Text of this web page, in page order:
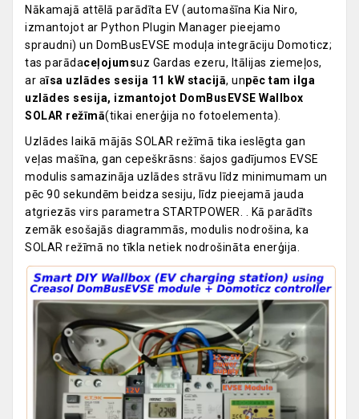
Nākamajā attēlā parādīta EV (automašīna Kia Niro,
izmantojot ar Python Plugin Manager pieejamo
spraudni) un DomBusEVSE moduļa integrāciju Domoticz;
tas parādaceļojumsuz Gardas ezeru, Itālijas ziemeļos,
ar aīsa uzlādes sesija 11 kW stacijā, unpēc tam ilga
uzlādes sesija, izmantojot DomBusEVSE Wallbox
SOLAR režīmā(tikai enerģija no fotoelementa).
Uzlādes laikā mājās SOLAR režīmā tika ieslēgta gan
veļas mašīna, gan cepeškrāsns: šajos gadījumos EVSE
modulis samazināja uzlādes strāvu līdz minimumam un
pēc 90 sekundēm beidza sesiju, līdz pieejamā jauda
atgriezās virs parametra STARTPOWER. . Kā parādīts
zemāk esošajās diagrammās, modulis nodrošina, ka
SOLAR režīmā no tīkla netiek nodrošināta enerģija.